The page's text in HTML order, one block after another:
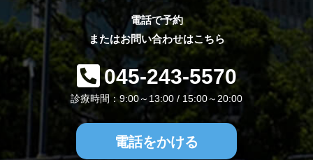
電話で予約
またはお問い合わせはこちら
045-243-5570
診療時間：9:00～13:00 / 15:00～20:00
電話をかける